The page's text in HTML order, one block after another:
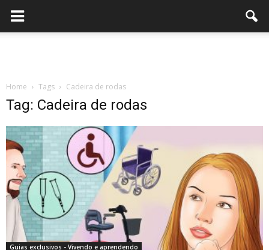
Home Tags Cadeira de rodas
Tag: Cadeira de rodas
Guias exclusivos - Vivendo e aprendendo